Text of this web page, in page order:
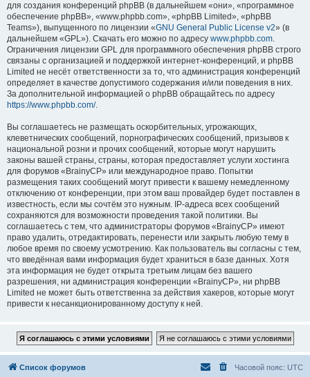
для создания конференций phpBB (в дальнейшем «они», «программное
обеспечение phpBB», «www.phpbb.com», «phpBB Limited», «phpBB
Teams»), выпущенного по лицензии «GNU General Public License v2» (в
дальнейшем «GPL»). Скачать его можно по адресу www.phpbb.com.
Ограничения лицензии GPL для программного обеспечения phpBB строго
связаны с организацией и поддержкой интернет-конференций, и phpBB
Limited не несёт ответственности за то, что администрация конференций
определяет в качестве допустимого содержания и/или поведения в них.
За дополнительной информацией о phpBB обращайтесь по адресу
https://www.phpbb.com/.
Вы соглашаетесь не размещать оскорбительных, угрожающих,
клеветнических сообщений, порнографических сообщений, призывов к
национальной розни и прочих сообщений, которые могут нарушить
законы вашей страны, страны, которая предоставляет услуги хостинга
для форумов «BrainyCP» или международное право. Попытки
размещения таких сообщений могут привести к вашему немедленному
отключению от конференции, при этом ваш провайдер будет поставлен в
известность, если мы сочтём это нужным. IP-адреса всех сообщений
сохраняются для возможности проведения такой политики. Вы
соглашаетесь с тем, что администраторы форумов «BrainyCP» имеют
право удалить, отредактировать, перенести или закрыть любую тему в
любое время по своему усмотрению. Как пользователь вы согласны с тем,
что введённая вами информация будет храниться в базе данных. Хотя
эта информация не будет открыта третьим лицам без вашего
разрешения, ни администрация конференции «BrainyCP», ни phpBB
Limited не может быть ответственна за действия хакеров, которые могут
привести к несанкционированному доступу к ней.
Список форумов Часовой пояс: UTC